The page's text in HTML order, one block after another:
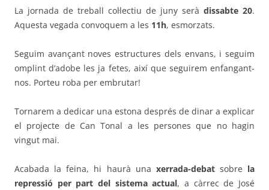
La jornada de treball col·lectiu de juny serà dissabte 20.
Aquesta vegada convoquem a les 11h, esmorzats.
Seguim avançant noves estructures dels envans, i seguim
omplint d’adobe les ja fetes, així que seguirem enfangant-
nos. Porteu roba per embrutar!
Tornarem a dedicar una estona després de dinar a explicar
el projecte de Can Tonal a les persones que no hagin
vingut mai.
Acabada la feina, hi haurà una xerrada-debatsobre la
repressió per part del sistema actual, a càrrec de José